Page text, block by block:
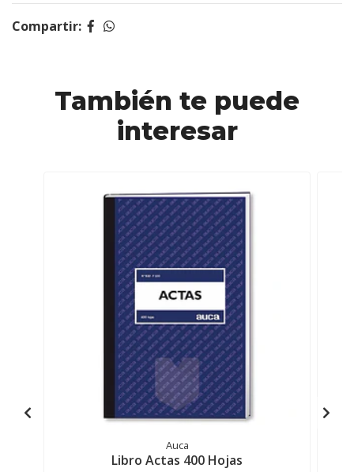
Compartir:
También te puede
interesar
Auca
Libro Actas 400 Hojas